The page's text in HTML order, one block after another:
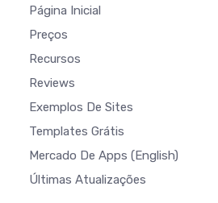
Página Inicial
Preços
Recursos
Reviews
Exemplos De Sites
Templates Grátis
Mercado De Apps (English)
Últimas Atualizações